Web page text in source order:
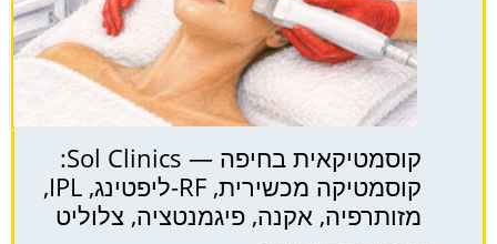
קוסמטיקאית בחיפה — Sol Clinics:
קוסמטיקה מכשירית, RF-ליפטינג, IPL,
מזותרפיה, אקנה, פיגמנטציה, צלוליט